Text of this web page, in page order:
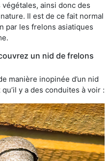
ainsi donc des
Il est de ce fait normal
par les frelons asiatiques
un nid de frelons
manière inopinée d’un nid
y a des conduites à voir :